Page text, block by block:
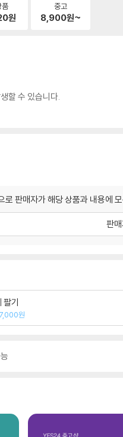
품
원
중고
8,900원~
할 수 있습니다.
판매자가 해당 상품과 내용에
판
팔기
원